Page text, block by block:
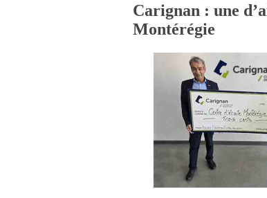
Carignan : une
Montérégie